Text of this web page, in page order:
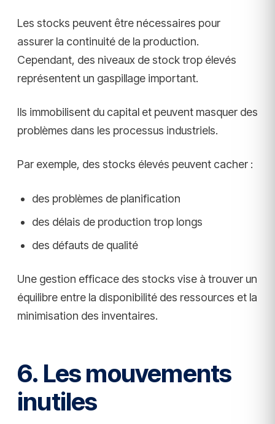
Les stocks peuvent être nécessaires pour
assurer la continuité de la production.
Cependant, des niveaux de stock trop élevés
représentent un gaspillage important.
Ils immobilisent du capital et peuvent masquer des
problèmes dans les processus industriels.
Par exemple, des stocks élevés peuvent cacher :
des problèmes de planification
des délais de production trop longs
des défauts de qualité
Une gestion efficace des stocks vise à trouver un
équilibre entre la disponibilité des ressources et la
minimisation des inventaires.
6. Les mouvements
inutiles